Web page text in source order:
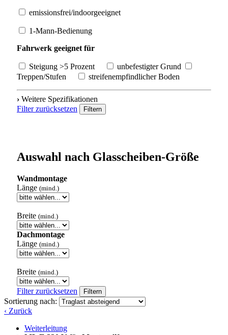
emissionsfrei/indoorgeeignet
1-Mann-Bedienung
Fahrwerk geeignet für
Steigung >5 Prozent
unbefestigter Grund
Treppen/Stufen
streifenempfindlicher Boden
› Weitere Spezifikationen
Filter zurücksetzen
Filtern
Auswahl nach Glasscheiben-Größe
Wandmontage
Länge (mind.)
Breite (mind.)
Dachmontage
Länge (mind.)
Breite (mind.)
Filter zurücksetzen Filtern
Sortierung nach:
‹ Zurück
Weiterleitung